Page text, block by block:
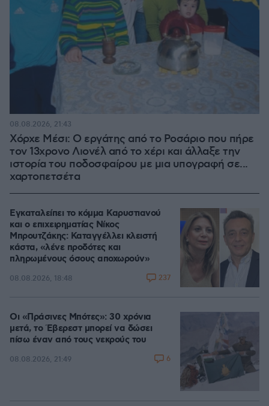
Χόρχε Μέσι: Ο εργάτης από το Ροσάριο που πήρε
τον 13χρονο Λιονέλ από το χέρι και άλλαξε την
ιστορία του ποδοσφαίρου με μια υπογραφή σε...
χαρτοπετσέτα
08.08.2026, 21:43
Εγκαταλείπει το κόμμα Καρυστιανού
και ο επιχειρηματίας Νίκος
Μπρουτζάκης: Καταγγέλλει κλειστή
κάστα, «λένε προδότες και
πληρωμένους όσους αποχωρούν»
08.08.2026, 18:48 237
Οι «Πράσινες Μπότες»: 30 χρόνια
μετά, το Έβερεστ μπορεί να δώσει
πίσω έναν από τους νεκρούς του
08.08.2026, 21:49 6